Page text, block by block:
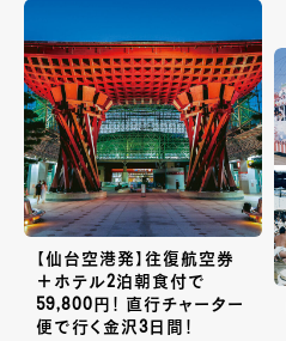
【仙台空港発】往復航空券
＋ホテル2泊朝食付で
59,800円！ 直行チャーター
便で行く金沢3日間！